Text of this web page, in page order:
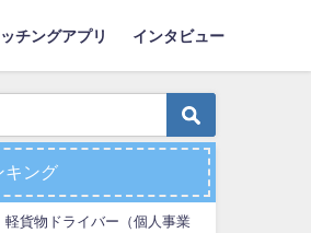
チングアプリ インタビュー
キング
軽貨物ドライバー（個人事業